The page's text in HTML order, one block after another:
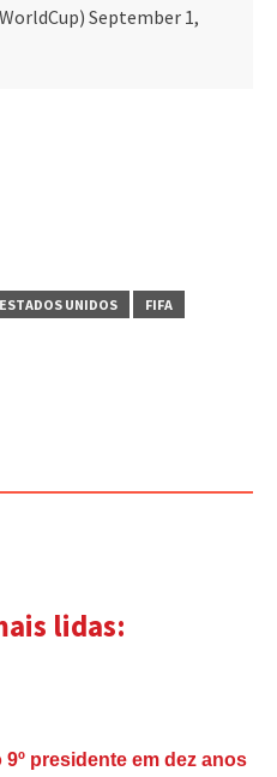
September 1,
ESTADOS UNIDOS
FIFA
lidas:
presidente em dez anos